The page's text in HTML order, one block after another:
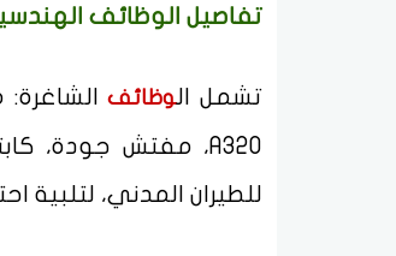
تفاصيل الوظائف
تشمل الوظائفالشاغرة:
للطيران المدني، لتلبية